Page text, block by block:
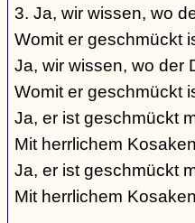
3. Ja, wir wissen, wo
Womit er geschmückt
Ja, wir wissen, wo der
Womit er geschmückt
Ja, er ist geschmückt
Mit herrlichem
Ja, er ist geschmückt
Mit herrlichem